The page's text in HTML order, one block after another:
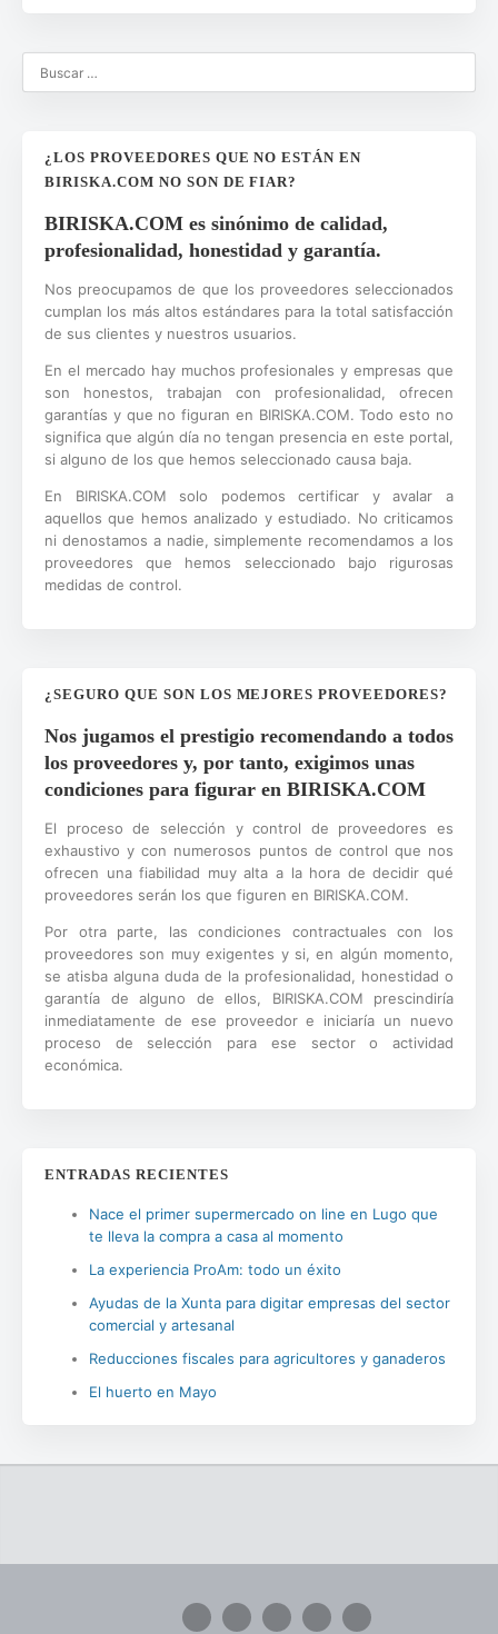
¿LOS PROVEEDORES QUE NO ESTÁN EN
BIRISKA.COM NO SON DE FIAR?
BIRISKA.COM es sinónimo de calidad,
profesionalidad, honestidad y garantía.
Nos preocupamos de que los proveedores seleccionados
cumplan los más altos estándares para la total satisfacción
de sus clientes y nuestros usuarios.
En el mercado hay muchos profesionales y empresas que
son honestos, trabajan con profesionalidad, ofrecen
garantías y que no figuran en BIRISKA.COM. Todo esto no
significa que algún día no tengan presencia en este portal,
si alguno de los que hemos seleccionado causa baja.
En BIRISKA.COM solo podemos certificar y avalar a
aquellos que hemos analizado y estudiado. No criticamos
ni denostamos a nadie, simplemente recomendamos a los
proveedores que hemos seleccionado bajo rigurosas
medidas de control.
¿SEGURO QUE SON LOS MEJORES PROVEEDORES?
Nos jugamos el prestigio recomendando a todos
los proveedores y, por tanto, exigimos unas
condiciones para figurar en BIRISKA.COM
El proceso de selección y control de proveedores es
exhaustivo y con numerosos puntos de control que nos
ofrecen una fiabilidad muy alta a la hora de decidir qué
proveedores serán los que figuren en BIRISKA.COM.
Por otra parte, las condiciones contractuales con los
proveedores son muy exigentes y si, en algún momento,
se atisba alguna duda de la profesionalidad, honestidad o
garantía de alguno de ellos, BIRISKA.COM prescindiría
inmediatamente de ese proveedor e iniciaría un nuevo
proceso de selección para ese sector o actividad
económica.
ENTRADAS RECIENTES
Nace el primer supermercado on line en Lugo que
te lleva la compra a casa al momento
La experiencia ProAm: todo un éxito
Ayudas de la Xunta para digitar empresas del sector
comercial y artesanal
Reducciones fiscales para agricultores y ganaderos
El huerto en Mayo